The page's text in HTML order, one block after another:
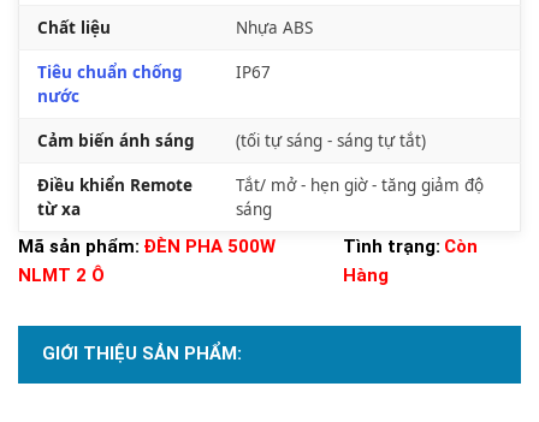
Chất liệu Nhựa ABS
Tiêu chuẩn chống
nước
IP67
Cảm biến ánh sáng (tối tự sáng - sáng tự tắt)
Điều khiển Remote
từ xa
Tắt/ mở - hẹn giờ - tăng giảm độ
sáng
Mã sản phẩm: ĐÈN PHA 500W
NLMT 2 Ô
Tình trạng: Còn
Hàng
GIỚI THIỆU SẢN PHẨM: